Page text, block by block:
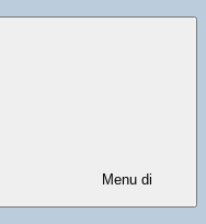
Menu di